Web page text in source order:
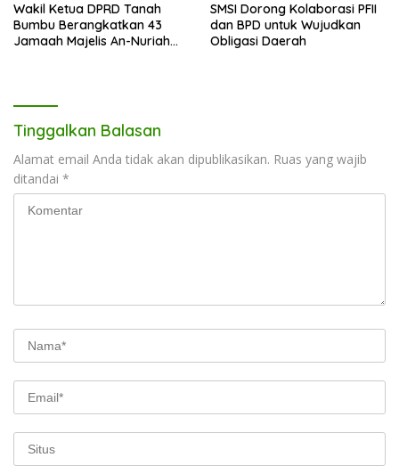
Wakil Ketua DPRD Tanah
Bumbu Berangkatkan 43
Jamaah Majelis An-Nuriah
SMSI Dorong Kolaborasi PFII
dan BPD untuk Wujudkan
Obligasi Daerah
Tinggalkan Balasan
Alamat email Anda tidak akan dipublikasikan. Ruas yang wajib
ditandai *